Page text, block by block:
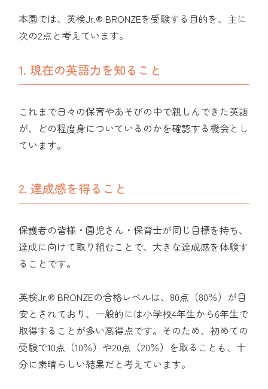
本園では、英検Jr.® BRONZEを受験する目的を、主に
次の2点と考えています。
1. 現在の英語力を知ること
これまで日々の保育やあそびの中で親しんできた英語
が、どの程度身についているのかを確認する機会とし
ています。
2. 達成感を得ること
保護者の皆様・園児さん・保育士が同じ目標を持ち、
達成に向けて取り組むことで、大きな達成感を体験す
ることです。
英検Jr.® BRONZEの合格レベルは、80点（80％）が目
安とされており、一般的には小学校4年生から6年生で
取得することが多い高得点です。そのため、初めての
受験で10点（10％）や20点（20％）を取ることも、十
分に素晴らしい結果だと考えています。